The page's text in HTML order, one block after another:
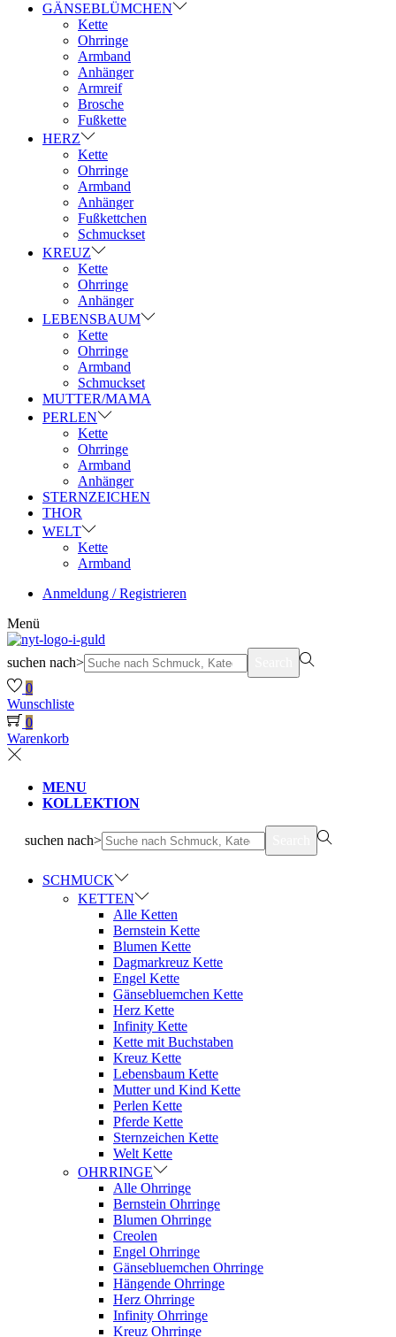
GÄNSEBLÜMCHEN
Kette
Ohrringe
Armband
Anhänger
Armreif
Brosche
Fußkette
HERZ
Kette
Ohrringe
Armband
Anhänger
Fußkettchen
Schmuckset
KREUZ
Kette
Ohrringe
Anhänger
LEBENSBAUM
Kette
Ohrringe
Armband
Schmuckset
MUTTER/MAMA
PERLEN
Kette
Ohrringe
Armband
Anhänger
STERNZEICHEN
THOR
WELT
Kette
Armband
Anmeldung / Registrieren
Menü
suchen nach>
0
Wunschliste
0
Warenkorb
MENU
KOLLEKTION
suchen nach>
SCHMUCK
KETTEN
Alle Ketten
Bernstein Kette
Blumen Kette
Dagmarkreuz Kette
Engel Kette
Gänsebluemchen Kette
Herz Kette
Infinity Kette
Kette mit Buchstaben
Kreuz Kette
Lebensbaum Kette
Mutter und Kind Kette
Perlen Kette
Pferde Kette
Sternzeichen Kette
Welt Kette
OHRRINGE
Alle Ohrringe
Bernstein Ohrringe
Blumen Ohrringe
Creolen
Engel Ohrringe
Gänsebluemchen Ohrringe
Hängende Ohrringe
Herz Ohrringe
Infinity Ohrringe
Kreuz Ohrringe